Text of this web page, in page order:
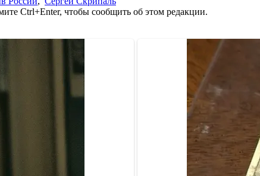
Ctrl+Enter, чтобы сообщить об этом редакции.